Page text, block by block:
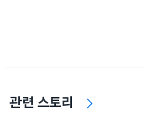
관련 스토리